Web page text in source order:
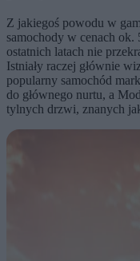
Z jakiegoś powodu w
samochody w cenach ok.
ostatnich latach nie
Istniały raczej głównie
popularny samochód
do głównego nurtu, a
tylnych drzwi, znanych